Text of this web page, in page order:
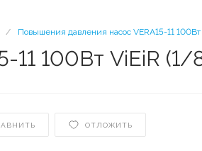
/ Повышения давления насос VERA15-11
11 100Вт ViEiR (1/
ОТЛОЖИТЬ